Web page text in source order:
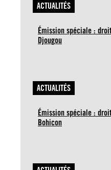
ACTUALITÉS
Émission spéciale :
Djougou
ACTUALITÉS
Émission spéciale :
Bohicon